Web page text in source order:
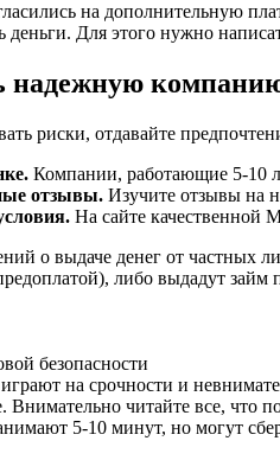
на дополнительную
деньги. Для этого нужно
надежную
риски, отдавайте
Компании, работающие 5-10
отзывы. Изучите отзывы на
На сайте качественной
о выдаче денег от частных
либо выдадут
безопасности
на срочности и
Внимательно читайте все, что
5-10 минут, но могут